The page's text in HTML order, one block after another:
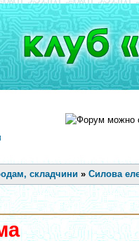
складчини » Силова